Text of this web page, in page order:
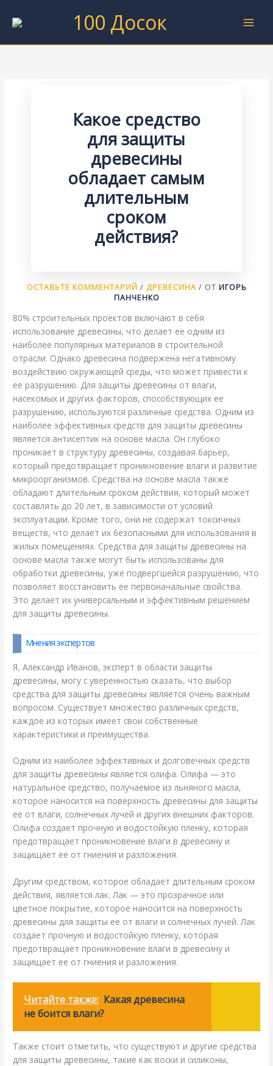
100 Досок
Какое средство
для защиты
древесины
обладает самым
длительным
сроком
действия?
ОСТАВЬТЕ КОММЕНТАРИЙ / ДРЕВЕСИНА/ ОТ ИГОРЬ
ПАНЧЕНКО
80% строительных проектов включают в себя
использование древесины, что делает ее одним из
наиболее популярных материалов в строительной
отрасли. Однако древесина подвержена негативному
воздействию окружающей среды, что может привести к
ее разрушению. Для защиты древесины от влаги,
насекомых и других факторов, способствующих ее
разрушению, используются различные средства. Одним из
наиболее эффективных средств для защиты древесины
является антисептик на основе масла. Он глубоко
проникает в структуру древесины, создавая барьер,
который предотвращает проникновение влаги и развитие
микроорганизмов. Средства на основе масла также
обладают длительным сроком действия, который может
составлять до 20 лет, в зависимости от условий
эксплуатации. Кроме того, они не содержат токсичных
веществ, что делает их безопасными для использования в
жилых помещениях. Средства для защиты древесины на
основе масла также могут быть использованы для
обработки древесины, уже подвергшейся разрушению, что
позволяет восстановить ее первоначальные свойства.
Это делает их универсальным и эффективным решением
для защиты древесины.
Мнения экспертов
Я, Александр Иванов, эксперт в области защиты
древесины, могу с уверенностью сказать, что выбор
средства для защиты древесины является очень важным
вопросом. Существует множество различных средств,
каждое из которых имеет свои собственные
характеристики и преимущества.
Одним из наиболее эффективных и долговечных средств
для защиты древесины является олифа. Олифа — это
натуральное средство, получаемое из льняного масла,
которое наносится на поверхность древесины для защиты
ее от влаги, солнечных лучей и других внешних факторов.
Олифа создает прочную и водостойкую пленку, которая
предотвращает проникновение влаги в древесину и
защищает ее от гниения и разложения.
Другим средством, которое обладает длительным сроком
действия, является лак. Лак — это прозрачное или
цветное покрытие, которое наносится на поверхность
древесины для защиты ее от влаги и солнечных лучей. Лак
создает прочную и водостойкую пленку, которая
предотвращает проникновение влаги в древесину и
защищает ее от гниения и разложения.
Читайте также: Какая древесина
не боится влаги?
Также стоит отметить, что существуют и другие средства
для защиты древесины, такие как воски и силиконы,